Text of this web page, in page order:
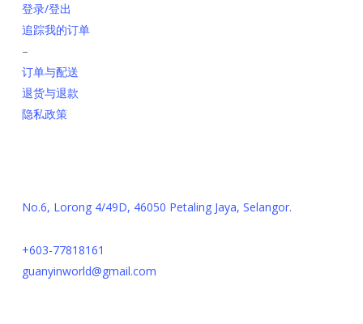
登录/登出
追踪我的订单
–
订单与配送
退货与退款
隐私政策
No.6, Lorong 4/49D, 46050 Petaling Jaya, Selangor.
+603-77818161
guanyinworld@gmail.com